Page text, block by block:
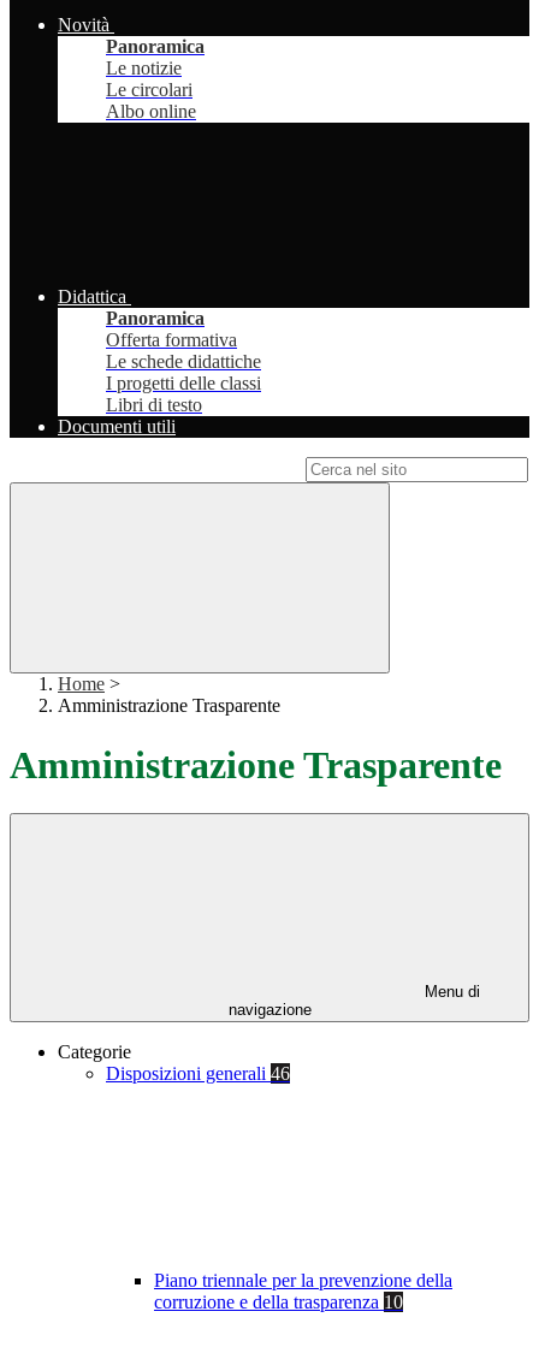
Novità
Panoramica
Le notizie
Le circolari
Albo online
Didattica
Panoramica
Offerta formativa
Le schede didattiche
I progetti delle classi
Libri di testo
Documenti utili
Home >
Amministrazione Trasparente
Amministrazione Trasparente
Menu di
navigazione
Categorie
Disposizioni generali 46
Piano triennale per la prevenzione della
corruzione e della trasparenza 10